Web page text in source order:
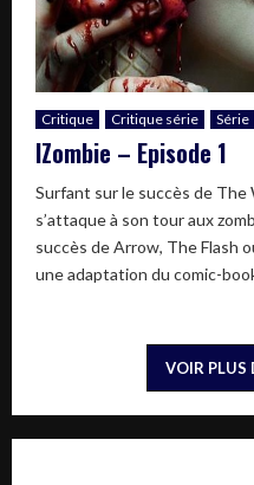
Critique Critique série Série
IZombie – Episode 1
Surfant sur le succès de The
s’attaque à son tour aux
succès de Arrow, The Flash
une adaptation du comic-
VOIR PLUS